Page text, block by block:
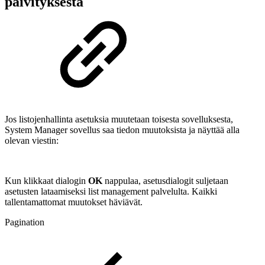
Jos listojenhallinta asetuksia muutetaan toisesta sovelluksesta,
System Manager sovellus saa tiedon muutoksista ja näyttää alla
olevan viestin:
Kun klikkaat dialogin OK nappulaa, asetusdialogit suljetaan
asetusten lataamiseksi list management palvelulta. Kaikki
tallentamattomat muutokset häviävät.
Pagination